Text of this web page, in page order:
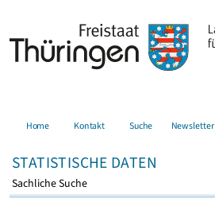
Home Kontakt Suche Newsletter
STATISTISCHE DATEN
Sachliche Suche